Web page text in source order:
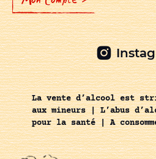
La vente d’alcool est
aux mineurs | L’abus
pour la santé | A